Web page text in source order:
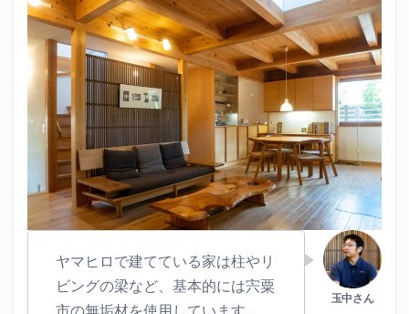
ヤマヒロで建てている家は柱やリ
ビングの梁など、基本的には宍粟